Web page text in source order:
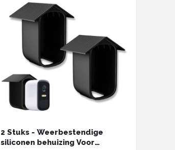
2 Stuks - Weerbestendige
siliconen behuizing Voor